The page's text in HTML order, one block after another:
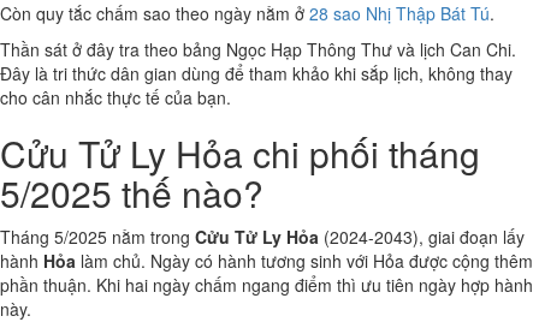
Còn quy tắc chấm sao theo ngày nằm ở 28 sao Nhị Thập Bát Tú.
Thần sát ở đây tra theo bảng Ngọc Hạp Thông Thư và lịch Can Chi.
Đây là tri thức dân gian dùng để tham khảo khi sắp lịch, không thay
cho cân nhắc thực tế của bạn.
Cửu Tử Ly Hỏa chi phối tháng
5/2025 thế nào?
Tháng 5/2025 nằm trong Cửu Tử Ly Hỏa (2024-2043), giai đoạn lấy
hành Hỏa làm chủ. Ngày có hành tương sinh với Hỏa được cộng thêm
phần thuận. Khi hai ngày chấm ngang điểm thì ưu tiên ngày hợp hành
này.